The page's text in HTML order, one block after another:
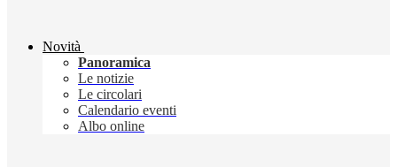
Novità
Panoramica
Le notizie
Le circolari
Calendario eventi
Albo online